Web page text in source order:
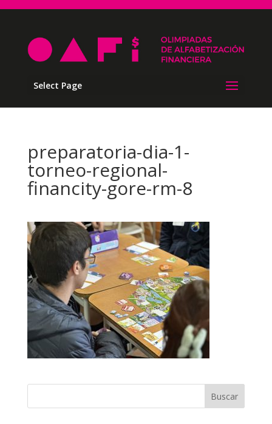
Select Page
preparatoria-dia-1-
torneo-regional-
financity-gore-rm-8